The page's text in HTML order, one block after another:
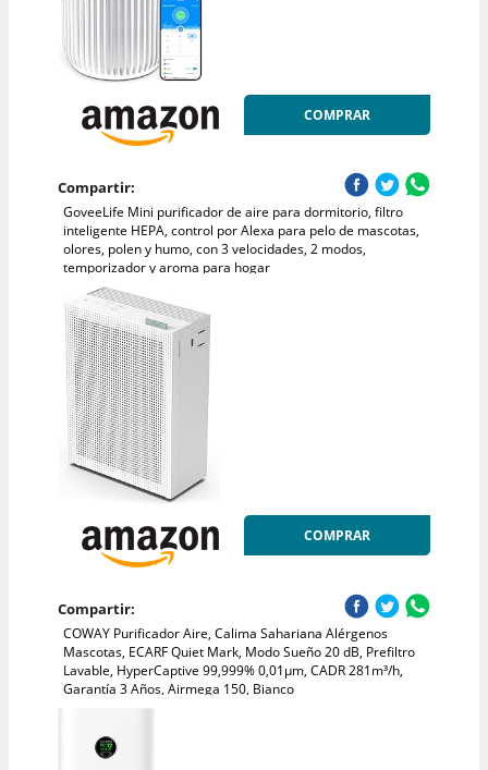
COMPRAR
Compartir:
GoveeLife Mini purificador de aire para dormitorio, filtro
inteligente HEPA, control por Alexa para pelo de mascotas,
olores, polen y humo, con 3 velocidades, 2 modos,
temporizador y aroma para hogar
COMPRAR
Compartir:
COWAY Purificador Aire, Calima Sahariana Alérgenos
Mascotas, ECARF Quiet Mark, Modo Sueño 20 dB, Prefiltro
Lavable, HyperCaptive 99,999% 0,01µm, CADR 281m³/h,
Garantía 3 Años, Airmega 150, Bianco